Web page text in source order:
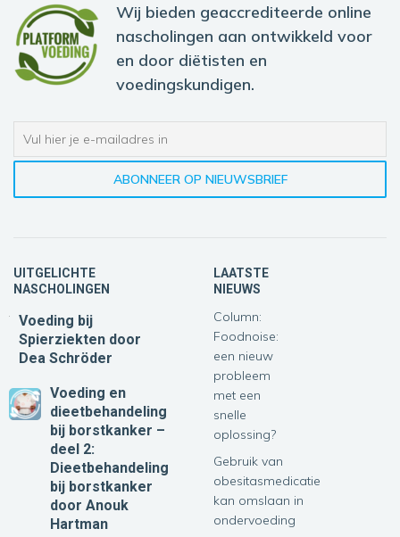
Wij bieden geaccrediteerde online
nascholingen aan ontwikkeld voor
en door diëtisten en
voedingskundigen.
UITGELICHTE
NASCHOLINGEN
Voeding bij
Spierziekten door
Dea Schröder
Voeding en
dieetbehandeling
bij borstkanker –
deel 2:
Dieetbehandeling
bij borstkanker
door Anouk
Hartman
LAATSTE
NIEUWS
Column:
Foodnoise:
een nieuw
probleem
met een
snelle
oplossing?
Gebruik van
obesitasmedicatie
kan omslaan in
ondervoeding